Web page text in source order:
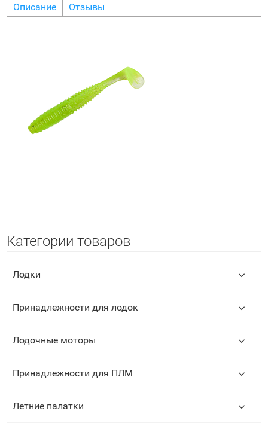
Описание Отзывы
Категории товаров
Лодки
Принадлежности для лодок
Лодочные моторы
Принадлежности для ПЛМ
Летние палатки